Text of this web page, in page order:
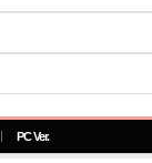
PC Ver.